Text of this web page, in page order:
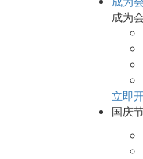
成为
立即
国庆